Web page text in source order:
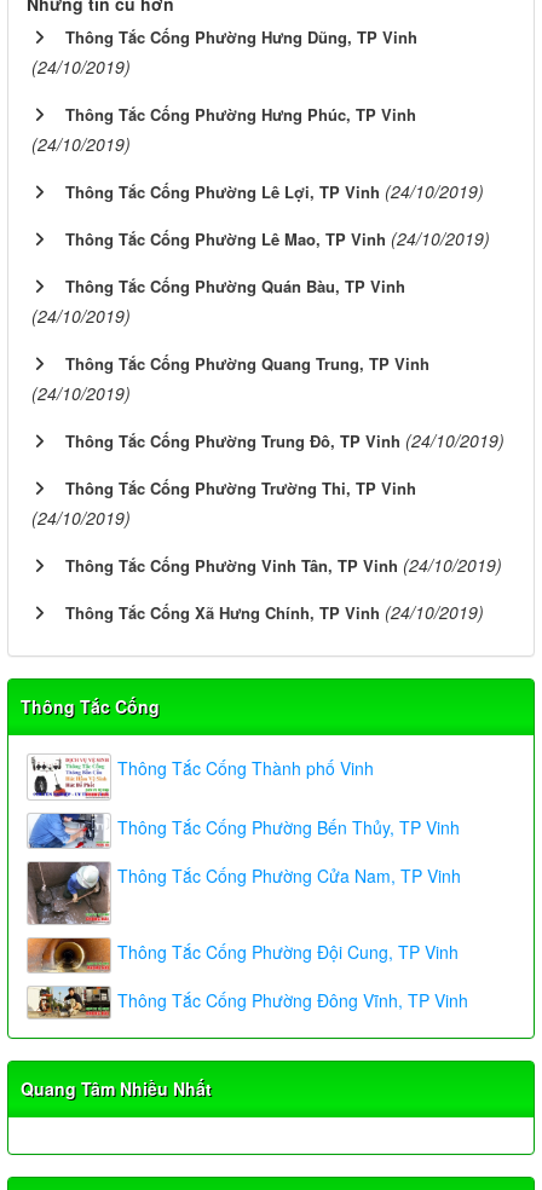
Thông Tắc Cống Phường Hưng Dũng, TP Vinh
(24/10/2019)
Thông Tắc Cống Phường Hưng Phúc, TP Vinh
(24/10/2019)
Thông Tắc Cống Phường Lê Lợi, TP Vinh (24/10/2019)
Thông Tắc Cống Phường Lê Mao, TP Vinh (24/10/2019)
Thông Tắc Cống Phường Quán Bàu, TP Vinh
(24/10/2019)
Thông Tắc Cống Phường Quang Trung, TP Vinh
(24/10/2019)
Thông Tắc Cống Phường Trung Đô, TP Vinh (24/10/2019)
Thông Tắc Cống Phường Trường Thi, TP Vinh
(24/10/2019)
Thông Tắc Cống Phường Vinh Tân, TP Vinh (24/10/2019)
Thông Tắc Cống Xã Hưng Chính, TP Vinh (24/10/2019)
Thông Tắc Cống
Thông Tắc Cống Thành phố Vinh
Thông Tắc Cống Phường Bến Thủy, TP Vinh
Thông Tắc Cống Phường Cửa Nam, TP Vinh
Thông Tắc Cống Phường Đội Cung, TP Vinh
Thông Tắc Cống Phường Đông Vĩnh, TP Vinh
Quang Tâm Nhiều Nhất